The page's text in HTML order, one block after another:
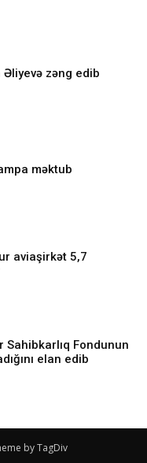
zəng edib
məktub
aviaşirkət 5,7
Sahibkarlıq Fondunun
elan edib
by TagDiv